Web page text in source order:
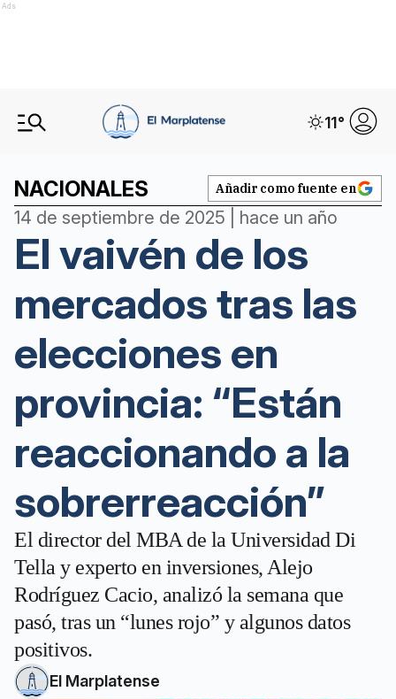
Ads
11°
NACIONALES Añadir como fuente en
14 de septiembre de 2025 | hace un año
El vaivén de los
mercados tras las
elecciones en
provincia: “Están
reaccionando a la
sobrerreacción”
El director del MBA de la Universidad Di
Tella y experto en inversiones, Alejo
Rodríguez Cacio, analizó la semana que
pasó, tras un “lunes rojo” y algunos datos
positivos.
El Marplatense